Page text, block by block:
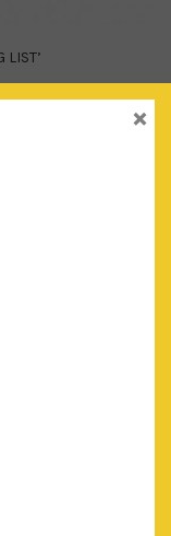
LIST’
×